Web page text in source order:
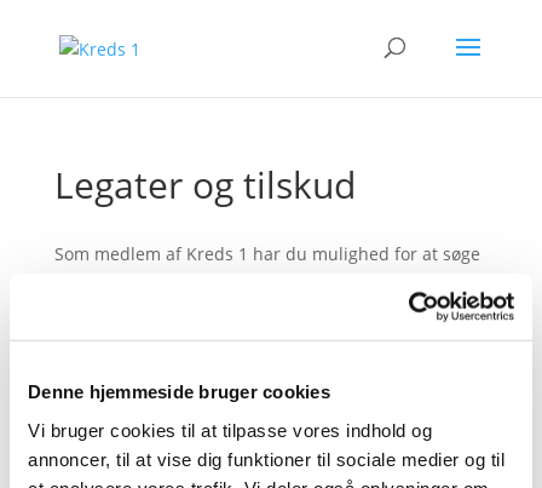
Denne hjemmeside bruger cookies
Vi bruger cookies til at tilpasse vores indhold og
annoncer, til at vise dig funktioner til sociale medier og til
Legater og tilskud
Som medlem af Kreds 1 har du mulighed for at søge
konferencer, kurser og efteruddannelse som er
fagligt begrundet, hvis du er bevilliget nedsat
Kredsen administrerer også fælleslegatet ”Fonden til
fordel for syge og værdigt trængende journalister
samt sådannes efterladte enker og enkemænd”.